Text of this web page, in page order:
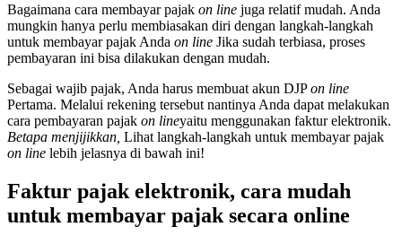
Bagaimana cara membayar pajak on line juga relatif mudah. Anda
mungkin hanya perlu membiasakan diri dengan langkah-langkah
untuk membayar pajak Anda on line Jika sudah terbiasa, proses
pembayaran ini bisa dilakukan dengan mudah.
Sebagai wajib pajak, Anda harus membuat akun DJPon line
Pertama. Melalui rekening tersebut nantinya Anda dapat melakukan
cara pembayaran pajak on lineyaitu menggunakan faktur elektronik.
Betapa menjijikkan, Lihat langkah-langkah untuk membayar pajak
on line lebih jelasnya di bawah ini!
Faktur pajak elektronik, cara mudah
untuk membayar pajak secara online